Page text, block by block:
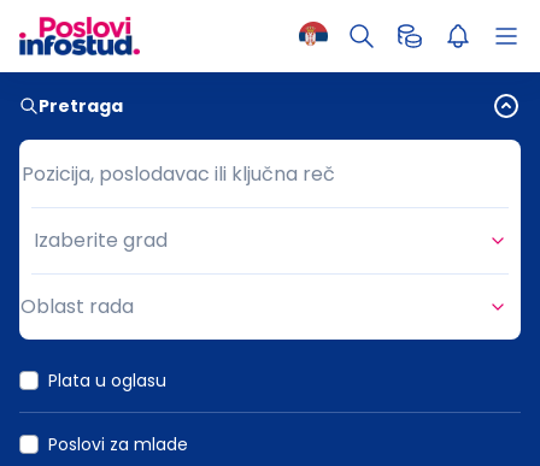
Pretraga
Pozicija, poslodavac ili ključna reč
Pozicija, poslodavac ili ključna reč
Grad
Izaberite grad
Oblast rada
Plata u oglasu
Poslovi za mlade